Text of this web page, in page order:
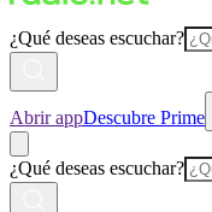
¿Qué deseas escuchar?
Abrir appDescubre Prime
¿Qué deseas escuchar?